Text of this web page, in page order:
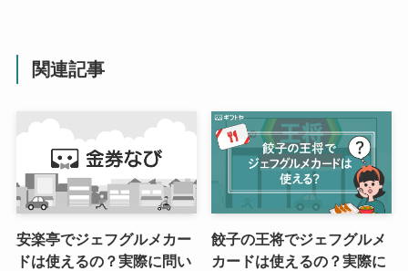
関連記事
安楽亭でジェフグルメカー
ドは使えるの？実際に問い
餃子の王将でジェフグルメ
カードは使えるの？実際に